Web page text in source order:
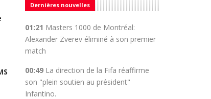
Dernières nouvelles
01:21 Masters 1000 de Montréal:
Alexander Zverev éliminé à son premier
match
00:49 La direction de la Fifa réaffirme
son "plein soutien au président"
Infantino.